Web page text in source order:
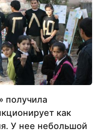
получила
как
У нее небольшой